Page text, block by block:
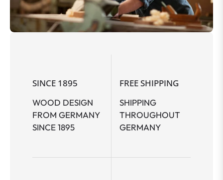
SINCE 1895
WOOD DESIGN
FROM GERMANY
SINCE 1895
FREE SHIPPING
SHIPPING
THROUGHOUT
GERMANY